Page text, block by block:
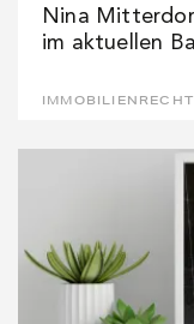
Nina
im aktuellen
IMMOBILIENRECHT